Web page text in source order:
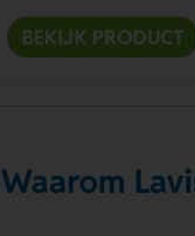
BEKIJK PRODUCT
Waarom